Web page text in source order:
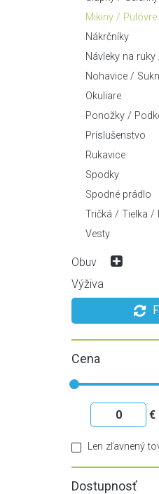
Krosové /
Mestské /
Špeciálne
Náboje
Predstavce
Prehadzovačky
Prešmykovače
Radenie
Rámy
Reťaze
Riadidlá
Rohy / Gripy /
Sedlá
Sedlovky
Vidlice / Tlmiče
Náradie /
Nosiče
Ostatné
Osvetlenie
Stojany /
Tašky
Zámky
Mikiny / Pulóvre
Nákrčníky
Návleky na
Nohavice /
Okuliare
Ponožky /
Príslušenstvo
Rukavice
Spodky
Spodné prádlo
Tričká / Tielka /
Vesty
Obuv
Bežecká obuv
Cyklistická obuv
Lyžiarska obuv
Turistická obuv
Výživa
Cena
€
Len zľavnený
Dostupnosť